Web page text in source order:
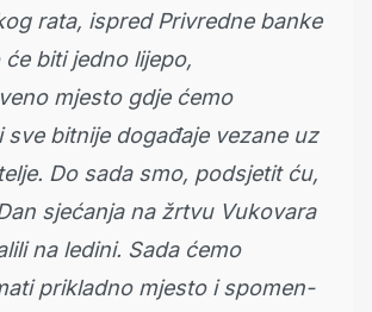
rata, ispred Privredne banke
će biti jedno lijepo,
mjesto gdje ćemo
sve bitnije događaje vezane uz
Do sada smo, podsjetit ću,
sjećanja na žrtvu Vukovara
na ledini. Sada ćemo
prikladno mjesto i spomen-